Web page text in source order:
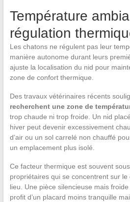
Température
régulation
Les chatons ne régulent pas leur
manière autonome durant leurs
ajuste la localisation du nid pour
zone de confort thermique.
Des travaux vétérinaires récents
recherchent une zone de
trop chaude ni trop froide. Un nid
hiver peut devenir excessivement
d’air ou un sol carrelé non chauffé
un emplacement plus isolé.
Ce facteur thermique est souvent
propriétaires qui se concentrent sur le
lieu. Une pièce silencieuse mais
profit d’un placard moins tranquille